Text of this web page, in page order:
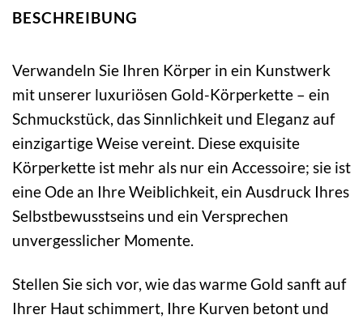
BESCHREIBUNG
Verwandeln Sie Ihren Körper in ein Kunstwerk
mit unserer luxuriösen Gold-Körperkette – ein
Schmuckstück, das Sinnlichkeit und Eleganz auf
einzigartige Weise vereint. Diese exquisite
Körperkette ist mehr als nur ein Accessoire; sie ist
eine Ode an Ihre Weiblichkeit, ein Ausdruck Ihres
Selbstbewusstseins und ein Versprechen
unvergesslicher Momente.
Stellen Sie sich vor, wie das warme Gold sanft auf
Ihrer Haut schimmert, Ihre Kurven betont und